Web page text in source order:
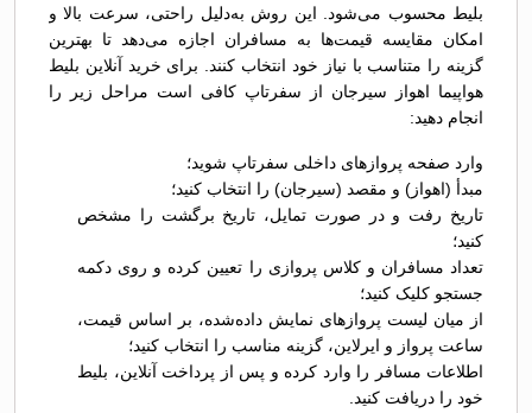
بلیط محسوب می‌شود. این روش به‌دلیل راحتی، سرعت بالا و
امکان مقایسه قیمت‌ها به مسافران اجازه می‌دهد تا بهترین
گزینه را متناسب با نیاز خود انتخاب کنند. برای خرید آنلاین بلیط
هواپیما اهواز سیرجان از سفرتاپ کافی است مراحل زیر را
انجام دهید:
وارد صفحه پروازهای داخلی سفرتاپ شوید؛
مبدأ (اهواز) و مقصد (سیرجان) را انتخاب کنید؛
تاریخ رفت و در صورت تمایل، تاریخ برگشت را مشخص
کنید؛
تعداد مسافران و کلاس پروازی را تعیین کرده و روی دکمه
جستجو کلیک کنید؛
از میان لیست پروازهای نمایش داده‌شده، بر اساس قیمت،
ساعت پرواز و ایرلاین، گزینه مناسب را انتخاب کنید؛
اطلاعات مسافر را وارد کرده و پس از پرداخت آنلاین، بلیط
خود را دریافت کنید.